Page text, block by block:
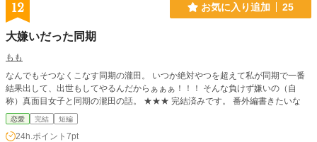
12 お気に入り追加 25
大嫌いだった同期
もも
なんでもそつなくこなす同期の瀧田。 いつか絶対やつを超えて私が同期で一番
結果出して、出世もしてやるんだからぁぁぁ！！！ そんな負けず嫌いの（自
称）真面目女子と同期の瀧田の話。 ★★★ 完結済みです。 番外編書きたいな
恋愛 完結 短編
24h.ポイント 7pt